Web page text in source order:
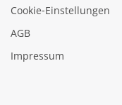
Cookie‑Einstellungen
AGB
Impressum